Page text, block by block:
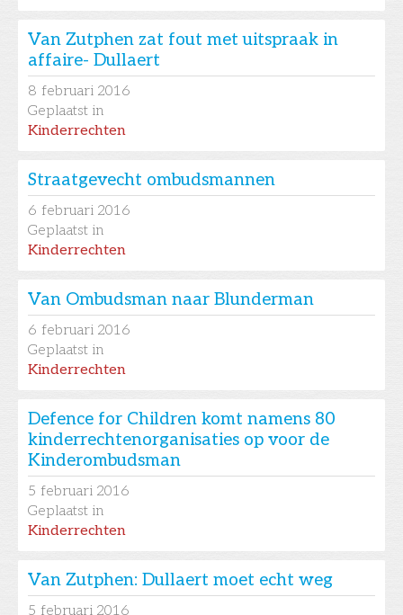
Van Zutphen zat fout met uitspraak in
affaire- Dullaert
8 februari 2016
Geplaatst in
Kinderrechten
Straatgevecht ombudsmannen
6 februari 2016
Geplaatst in
Kinderrechten
Van Ombudsman naar Blunderman
6 februari 2016
Geplaatst in
Kinderrechten
Defence for Children komt namens 80
kinderrechtenorganisaties op voor de
Kinderombudsman
5 februari 2016
Geplaatst in
Kinderrechten
Van Zutphen: Dullaert moet echt weg
5 februari 2016